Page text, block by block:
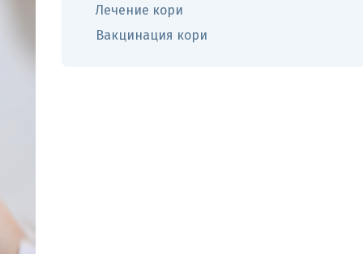
Лечение кори
Вакцинация кори